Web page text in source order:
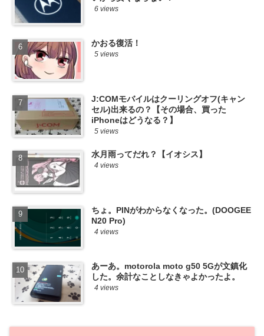
6 views
かおる復活！
5 views
J:COMモバイルはクーリングオフ(キャン
セル)出来るの？【その場合、買った
iPhoneはどうなる？】
5 views
水月雨ってだれ？【イオシス】
4 views
ちょ。PINがわからなくなった。(DOOGEE
N20 Pro)
4 views
あーあ。motorola moto g50 5Gが文鎮化
した。余計なことしなきゃよかったよ。
4 views